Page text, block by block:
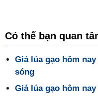
Có thể bạn quan
Giá lúa gạo hôm
sóng
Giá lúa gạo hôm